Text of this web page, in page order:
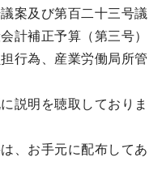
案及び第百二十三号議
計補正予算（第三号）
行為、産業労働局所管
説明を聴取しておりま
、お手元に配布してあ